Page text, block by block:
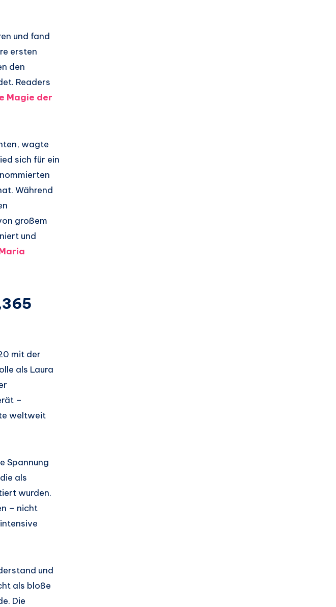
und fand
ersten
den
Readers
Magie der
wagte
sich für ein
Während
großem
und
mit der
als Laura
–
weltweit
Spannung
als
wurden.
– nicht
und
als bloße
Die